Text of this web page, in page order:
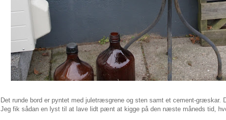
Det runde bord er pyntet med juletræsgrene og sten samt et cement-græskar.
Jeg fik sådan en lyst til at lave lidt pænt at kigge på den næste måneds tid,